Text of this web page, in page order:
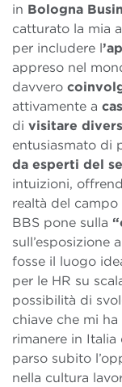
in Bologna
catturato la mia
per includere l
appreso nel
davvero
attivamente a
di visitare
entusiasmato di
da esperti del
intuizioni,
realtà del campo
BBS pone sulla
sull’esposizione
fosse il luogo
per le HR su
possibilità di
chiave che mi
rimanere in
parso subito
nella cultura